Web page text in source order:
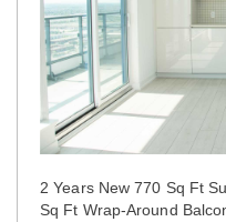
2 Years New 770 Sq Ft
Sq Ft Wrap-Around